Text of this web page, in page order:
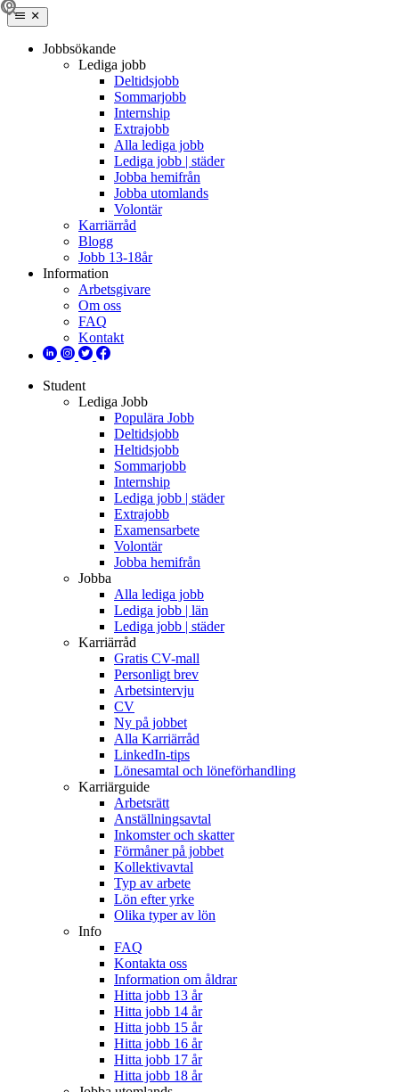
Jobbsökande
Lediga jobb
Deltidsjobb
Sommarjobb
Internship
Extrajobb
Alla lediga jobb
Lediga jobb | städer
Jobba hemifrån
Jobba utomlands
Volontär
Karriärråd
Blogg
Jobb 13-18år
Information
Arbetsgivare
Om oss
FAQ
Kontakt
Student
Lediga Jobb
Populära Jobb
Deltidsjobb
Heltidsjobb
Sommarjobb
Internship
Lediga jobb | städer
Extrajobb
Examensarbete
Volontär
Jobba hemifrån
Jobba
Alla lediga jobb
Lediga jobb | län
Lediga jobb | städer
Karriärråd
Gratis CV-mall
Personligt brev
Arbetsintervju
CV
Ny på jobbet
Alla Karriärråd
LinkedIn-tips
Lönesamtal och löneförhandling
Karriärguide
Arbetsrätt
Anställningsavtal
Inkomster och skatter
Förmåner på jobbet
Kollektivavtal
Typ av arbete
Lön efter yrke
Olika typer av lön
Info
FAQ
Kontakta oss
Information om åldrar
Hitta jobb 13 år
Hitta jobb 14 år
Hitta jobb 15 år
Hitta jobb 16 år
Hitta jobb 17 år
Hitta jobb 18 år